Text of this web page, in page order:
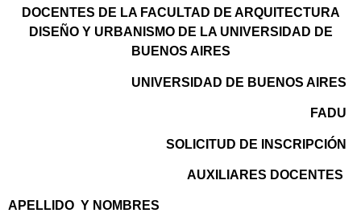
DOCENTES DE LA FACULTAD DE ARQUITECTURA
DISEÑO Y URBANISMO DE LA UNIVERSIDAD DE
BUENOS AIRES
UNIVERSIDAD DE BUENOS AIRES
FADU
SOLICITUD DE INSCRIPCIÓN
AUXILIARES DOCENTES
APELLIDO Y NOMBRES